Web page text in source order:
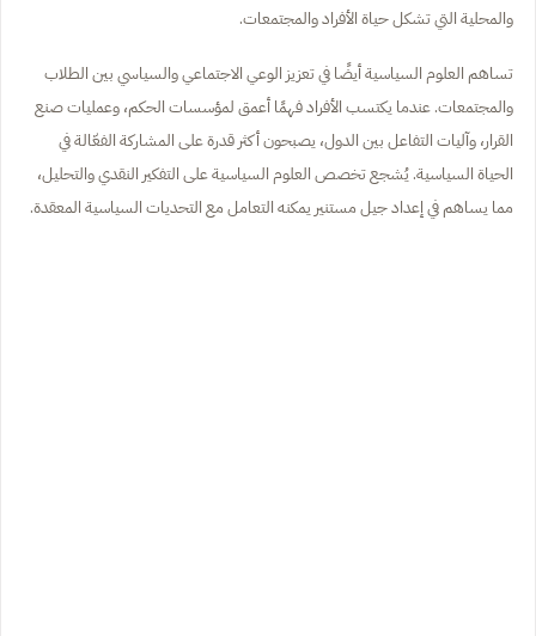
والمحلية التي تشكل حياة الأفراد والمجتمعات.
تساهم العلوم السياسية أيضًا في تعزيز الوعي الاجتماعي والسياسي بين الطلاب
والمجتمعات. عندما يكتسب الأفراد فهمًا أعمق لمؤسسات الحكم، وعمليات صنع
القرار، وآليات التفاعل بين الدول، يصبحون أكثر قدرة على المشاركة الفعّالة في
الحياة السياسية. يُشجع تخصص العلوم السياسية على التفكير النقدي والتحليل،
مما يساهم في إعداد جيل مستنير يمكنه التعامل مع التحديات السياسية المعقدة.